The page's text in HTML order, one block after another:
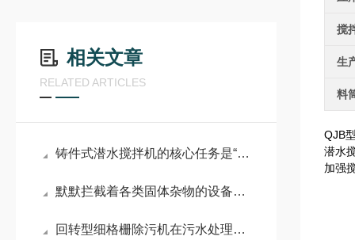
相关文章
RELATED ARTICLES
铸件式潜水搅拌机的核心任务是“搅动水流”
默默拦截着各类固体杂物的设备就是回转式格栅清污机
回转型细格栅除污机在污水处理中发挥着哪些作用
搅
生
料
QJB
潜水
加强